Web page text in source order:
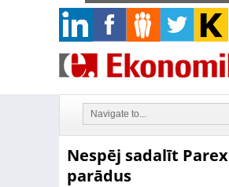
Nespēj sadalīt Parex
parādus